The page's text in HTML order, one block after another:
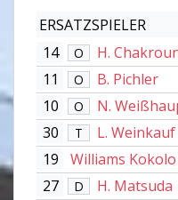
ERSATZSPIELER
14
O H.
11 O B. Pichler
10 O N.
30 T
L. Weinkauf
19
Williams Kokolo
27
D
H. Matsuda